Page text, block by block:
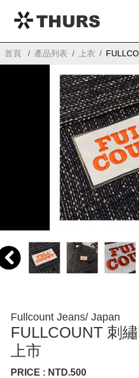
THURS
首頁 產品列表 上衣
Fullcount Jeans/ Japan
FULLCOUNT 刺
上市
PRICE : NTD.500